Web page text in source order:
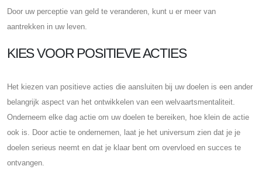
Door uw perceptie van geld te veranderen, kunt u er meer van
aantrekken in uw leven.
KIES VOOR POSITIEVE ACTIES
Het kiezen van positieve acties die aansluiten bij uw doelen is een ander
belangrijk aspect van het ontwikkelen van een welvaartsmentaliteit.
Onderneem elke dag actie om uw doelen te bereiken, hoe klein de actie
ook is. Door actie te ondernemen, laat je het universum zien dat je je
doelen serieus neemt en dat je klaar bent om overvloed en succes te
ontvangen.